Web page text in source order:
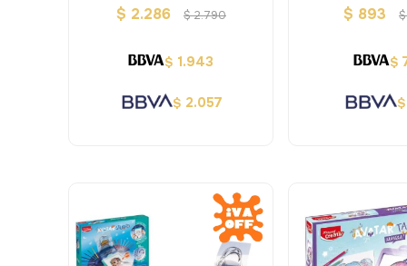
Terra Maped Creativ
$ 2.286 $2.790
$ 1.943
$ 2.057
Stamp
$ 893 $
$
$